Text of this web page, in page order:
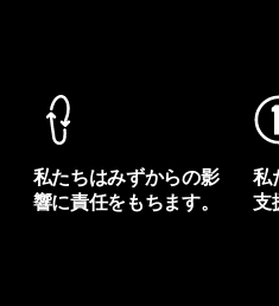
私たちはみずからの影
響に責任をもちます。
私
支